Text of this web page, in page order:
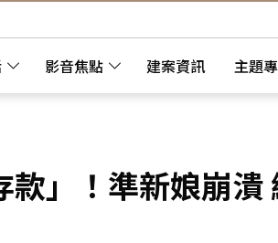
影音焦點 建案資訊 主題
」！準新娘崩潰